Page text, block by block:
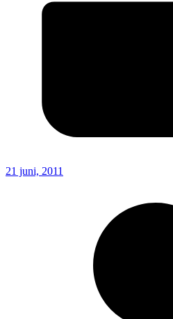
21 juni, 2011